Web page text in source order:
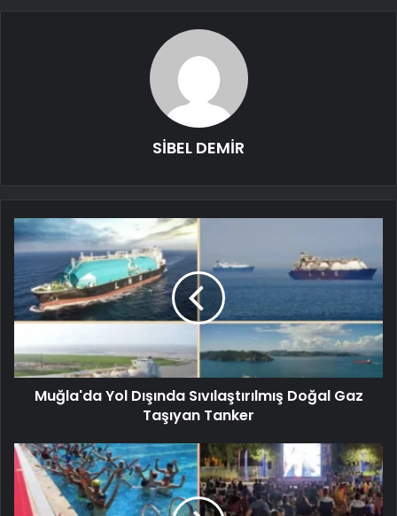
SİBEL DEMİR
Muğla'da Yol Dışında Sıvılaştırılmış Doğal Gaz
Taşıyan Tanker